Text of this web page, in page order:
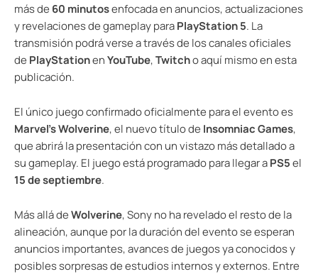
más de 60 minutosenfocada en anuncios, actualizaciones
y revelaciones de gameplay paraPlayStation 5. La
transmisión podrá verse a través de los canales oficiales
de PlayStationenYouTube,Twitcho aquí mismo en esta
publicación.
El único juego confirmado oficialmente para el evento es
Marvel’s Wolverine, el nuevo título de Insomniac Games,
que abrirá la presentación con un vistazo más detallado a
su gameplay. El juego está programado para llegar aPS5el
15 de septiembre.
Más allá deWolverine, Sony no ha revelado el resto de la
alineación, aunque por la duración del evento se esperan
anuncios importantes, avances de juegos ya conocidos y
posibles sorpresas de estudios internos y externos. Entre